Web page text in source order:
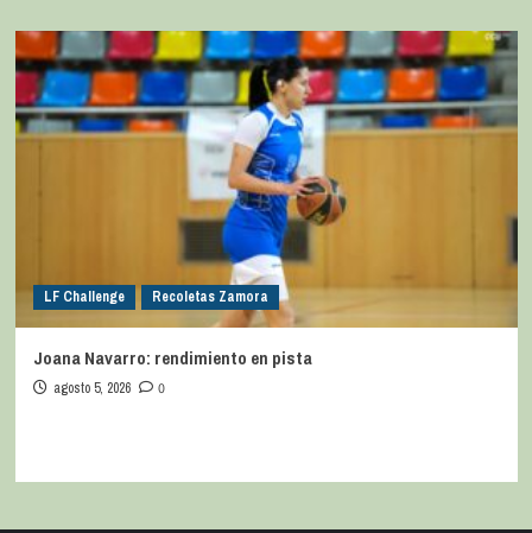
LF Challenge Recoletas Zamora
Joana Navarro: rendimiento en pista
agosto 5, 2026 0